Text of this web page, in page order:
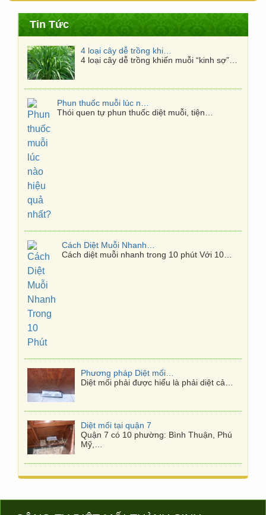
Tin Tức
Phun thuốc muỗi lúc nào hiệu quả nhất?
Thói quen tự phun thuốc diệt muỗi, tiện…
Diệt mối tại quận 7
Quận 7 có 10 phường: Bình Thuận, Phú
Diệt mối tại Gò Vấp
Công ty diệt mối Thành Sinh chuyên
Nhận…
Diệt mối tại Thủ Đức